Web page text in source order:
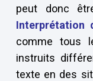
peut donc
Interprétation
comme tous
instruits
texte en des